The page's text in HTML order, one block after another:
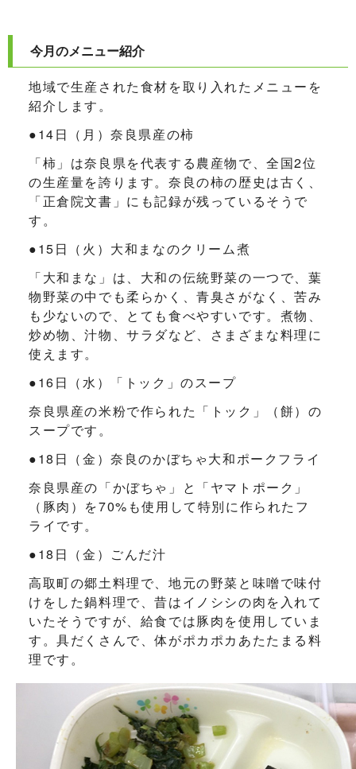
今月のメニュー紹介
地域で生産された食材を取り入れたメニューを
紹介します。
●14日（月）奈良県産の柿
「柿」は奈良県を代表する農産物で、全国2位
の生産量を誇ります。奈良の柿の歴史は古く、
「正倉院文書」にも記録が残っているそうで
す。
●15日（火）大和まなのクリーム煮
「大和まな」は、大和の伝統野菜の一つで、葉
物野菜の中でも柔らかく、青臭さがなく、苦み
も少ないので、とても食べやすいです。煮物、
炒め物、汁物、サラダなど、さまざまな料理に
使えます。
●16日（水）「トック」のスープ
奈良県産の米粉で作られた「トック」（餅）の
スープです。
●18日（金）奈良のかぼちゃ大和ポークフライ
奈良県産の「かぼちゃ」と「ヤマトポーク」
（豚肉）を70%も使用して特別に作られたフ
ライです。
●18日（金）ごんだ汁
高取町の郷土料理で、地元の野菜と味噌で味付
けをした鍋料理で、昔はイノシシの肉を入れて
いたそうですが、給食では豚肉を使用していま
す。具だくさんで、体がポカポカあたたまる料
理です。